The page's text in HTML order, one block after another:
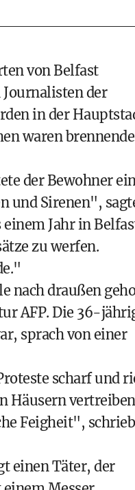
von Belfast
der
in der
waren brennende
der Bewohner
und Sirenen",
Jahr in
zu werfen.
nach draußen
AFP. Die 36-
sprach von einer
scharf und
Häusern
Feigheit", schrieb
einen Täter, der